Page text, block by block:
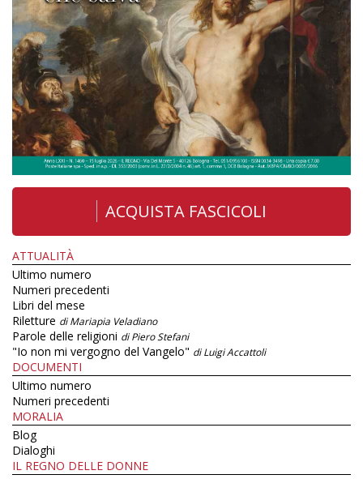
ACQUISTA FASCICOLI
ATTUALITÀ
Ultimo numero
Numeri precedenti
Libri del mese
Riletture di Mariapia Veladiano
Parole delle religioni di Piero Stefani
"Io non mi vergogno del Vangelo" di Luigi Accattoli
DOCUMENTI
Ultimo numero
Numeri precedenti
MORALIA
Blog
Dialoghi
IL REGNO DELLE DONNE